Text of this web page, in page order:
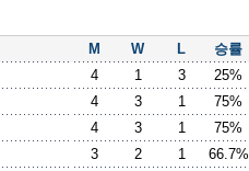
M W L 승률
4 1 3 25%
4 3 1 75%
4 3 1 75%
3 2 1 66.7%